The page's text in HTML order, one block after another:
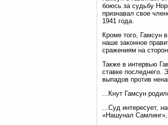
боюсь за судьбу
признавал свое
1941 года.
Кроме того, Гамсун
наше законное
сражениям на
Также в интервью
ставке последнего.
выпадов против
...Кнут Гамсун
...Суд интересует,
«Нашунал Самлинг»,